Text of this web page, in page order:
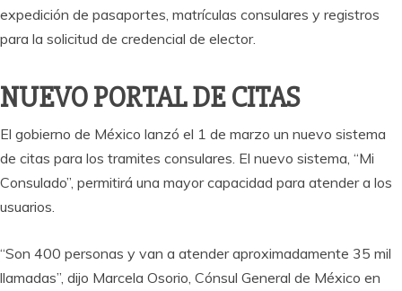
expedición de pasaportes, matrículas consulares y registros
para la solicitud de credencial de elector.
NUEVO PORTAL DE CITAS
El gobierno de México lanzó el 1 de marzo un nuevo sistema
de citas para los tramites consulares. El nuevo sistema, “Mi
Consulado”, permitirá una mayor capacidad para atender a los
usuarios.
“Son 400 personas y van a atender aproximadamente 35 mil
llamadas”, dijo Marcela Osorio, Cónsul General de México en